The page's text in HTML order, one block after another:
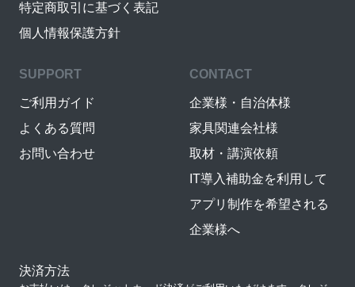
特定商取引に基づく表記
個人情報保護方針
SUPPORT
ご利用ガイド
よくある質問
お問い合わせ
CONTACT
企業様・自治体様
家具関連会社様
取材・講演依頼
IT導入補助金を利用して
アプリ制作を希望される
企業様へ
決済方法